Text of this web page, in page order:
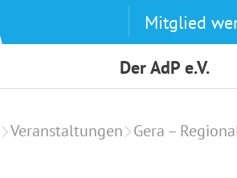
Mitglied
Der AdP e.V.
Veranstaltungen Gera –